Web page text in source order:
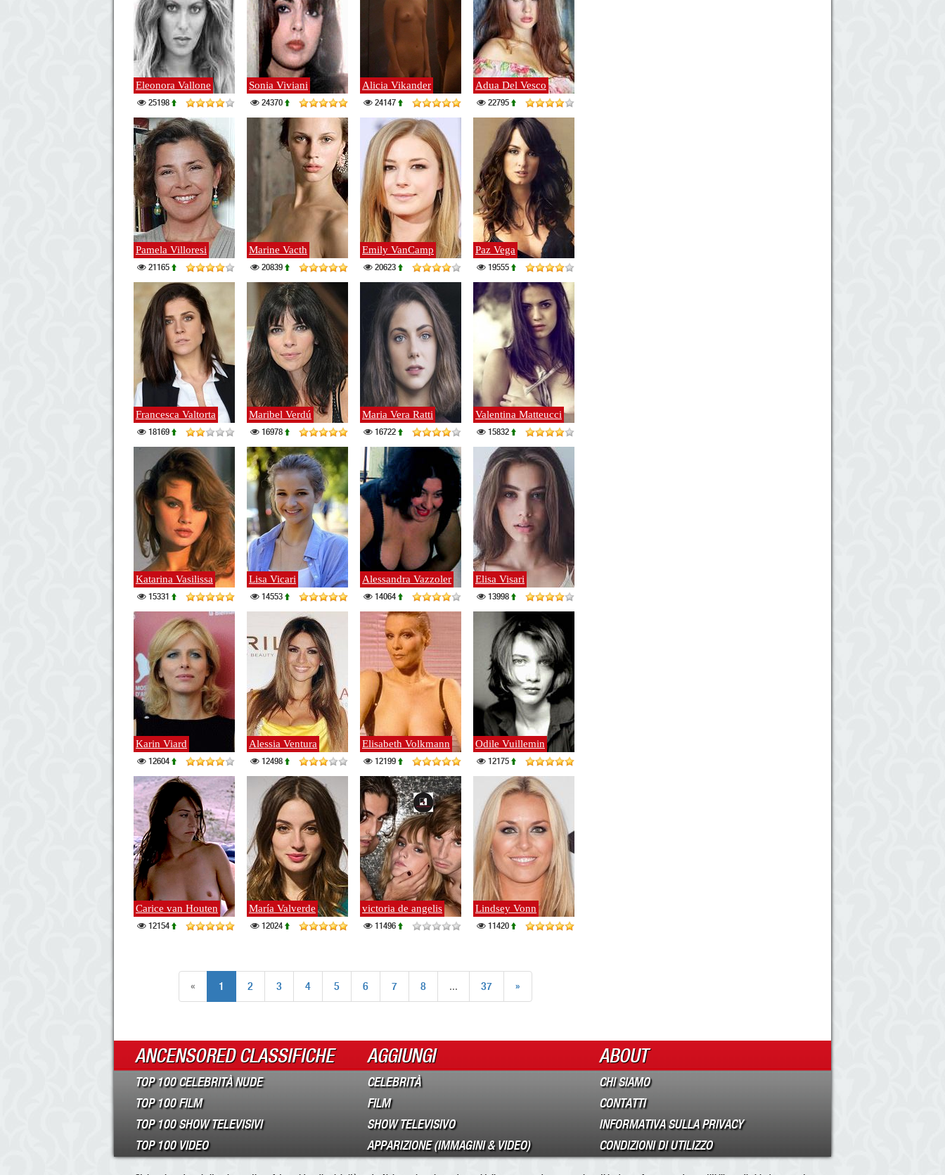
Eleonora Vallone
25198
Sonia Viviani
24370
Alicia Vikander
24147
Adua Del Vesco
22795
Pamela Villoresi
21165
Marine Vacth
20839
Emily VanCamp
20623
Paz Vega
19555
Francesca Valtorta
18169
Maribel Verdú
16978
Maria Vera Ratti
16722
Valentina Matteucci
15832
Katarina Vasilissa
15331
Lisa Vicari
14553
Alessandra Vazzoler
14064
Elisa Visari
13998
Karin Viard
12604
Alessia Ventura
12498
Elisabeth Volkmann
12199
Odile Vuillemin
12175
Carice van Houten
12154
María Valverde
12024
victoria de angelis
11496
Lindsey Vonn
11420
« 1 2 3 4 5 6 7 8 ... 37 »
ANCENSORED CLASSIFICHE
TOP 100 CELEBRITÀ NUDE
TOP 100 FILM
TOP 100 SHOW TELEVISIVI
TOP 100 VIDEO
AGGIUNGI
CELEBRITÀ
FILM
SHOW TELEVISIVO
APPARIZIONE (IMMAGINI & VIDEO)
ABOUT
CHI SIAMO
CONTATTI
INFORMATIVA SULLA PRIVACY
CONDIZIONI DI UTILIZZO